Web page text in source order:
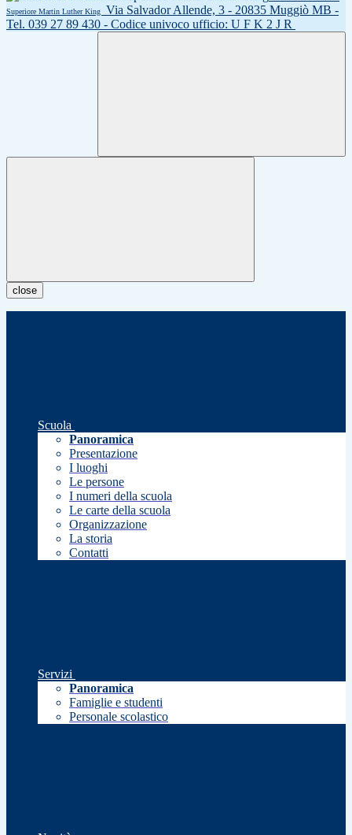
Superiore Martin Luther King
Via Salvador Allende, 3 - 20835 Muggiò MB -
Tel. 039 27 89 430 - Codice univoco ufficio: U F K 2 J R
close
Scuola
Panoramica
Presentazione
I luoghi
Le persone
I numeri della scuola
Le carte della scuola
Organizzazione
La storia
Contatti
Servizi
Panoramica
Famiglie e studenti
Personale scolastico